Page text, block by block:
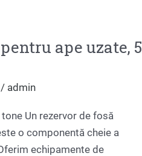
ape uzate, 5
/ admin
Un rezervor de fosă
o componentă cheie a
echipamente de